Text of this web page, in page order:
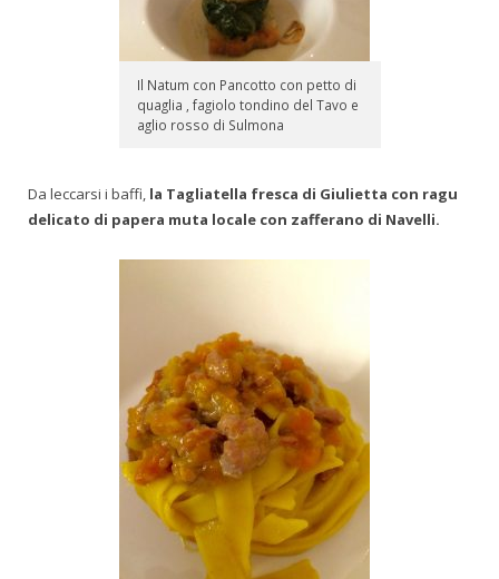
Il Natum con Pancotto con petto di
quaglia , fagiolo tondino del Tavo e
aglio rosso di Sulmona
Da leccarsi i baffi, la Tagliatella fresca di Giulietta con ragu
delicato di papera muta locale con zafferano di Navelli.